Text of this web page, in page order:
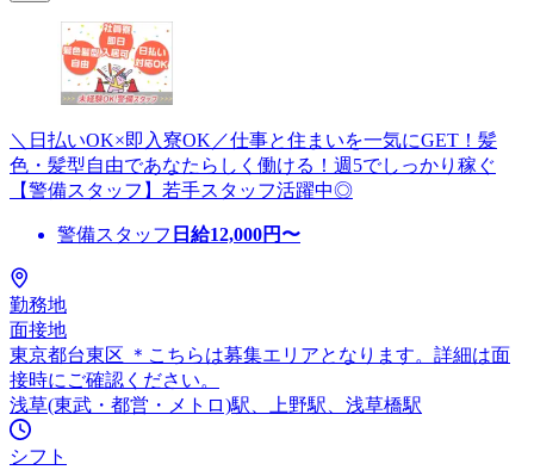
＼日払いOK×即入寮OK／仕事と住まいを一気にGET！髪
色・髪型自由であなたらしく働ける！週5でしっかり稼ぐ
【警備スタッフ】若手スタッフ活躍中◎
警備スタッフ 日給12,000円〜
勤務地
面接地
東京都台東区 ＊こちらは募集エリアとなります。詳細は面
接時にご確認ください。
浅草(東武・都営・メトロ)駅、上野駅、浅草橋駅
シフト